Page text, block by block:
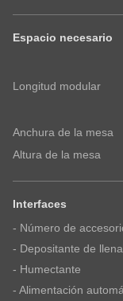
Espacio necesario
Longitud modular
Anchura de la mesa
Altura de la mesa
Interfaces
- Número de
- Depositante de
- Humectante
- Alimentación